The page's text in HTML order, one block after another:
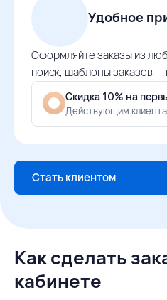
Удобное
Оформляйте заказы из
поиск, шаблоны заказов —
Скидка 10% на
Действующим
Стать клиентом
Как сделать
кабинете